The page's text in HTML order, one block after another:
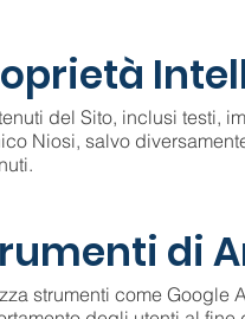
del Sito, inclusi testi,
Niosi, salvo
di
strumenti come Google